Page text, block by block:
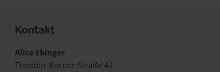
Kontakt
Alice Ebinger
Theodor-Körner-Straße 42